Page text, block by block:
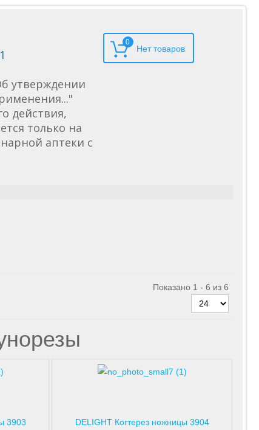
утверждении
действия,
только на
аптеки с
0
Показано 1 - 6 из 6
3903 DELIGHT Когтерез ножницы 3904